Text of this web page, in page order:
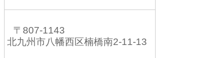
〒807-1143
北九州市八幡西区楠橋南2-11-13